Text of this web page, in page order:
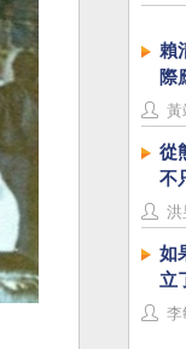
賴
際
黃
從
不
洪
如
立
李